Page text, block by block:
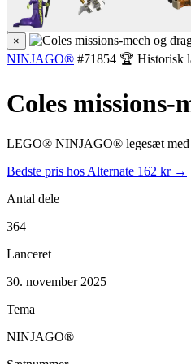
×
NINJAGO® #71854 🏆 Historisk
Coles missions-
LEGO® NINJAGO® legesæt med
Bedste pris hos Alternate 162 kr →
Antal dele
364
Lanceret
30. november 2025
Tema
NINJAGO®